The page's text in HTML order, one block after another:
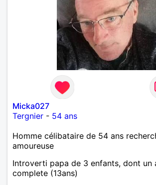
Micka027
Tergnier - 54 ans
Homme célibataire de 54 ans
amoureuse
Introverti papa de 3 enfants, dont un
complete (13ans)